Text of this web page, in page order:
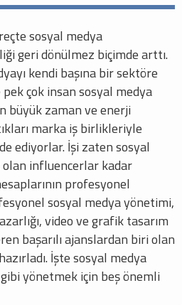
sosyal medya
geri dönülmez biçimde arttı.
kendi başına bir sektöre
çok insan sosyal medya
büyük zaman ve enerji
marka iş birlikleriyle
ediyorlar. İşi zaten sosyal
influencerlar kadar
profesyonel
sosyal medya yönetimi,
video ve grafik tasarım
başarılı ajanslardan biri olan
İşte sosyal medya
yönetmek için beş önemli